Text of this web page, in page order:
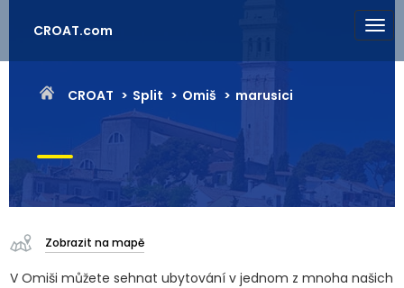
CROAT.com
CROAT Split Omiš marusici
Zobrazit na mapě
V Omiši můžete sehnat ubytování v jednom z mnoha našich